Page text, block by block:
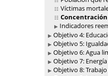
Víctimas
Indicadores
Objetivo 4:
Objetivo 5:
Objetivo 6: Agua
Objetivo 7:
Objetivo 8: